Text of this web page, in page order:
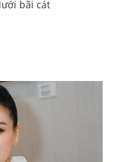
bãi cát